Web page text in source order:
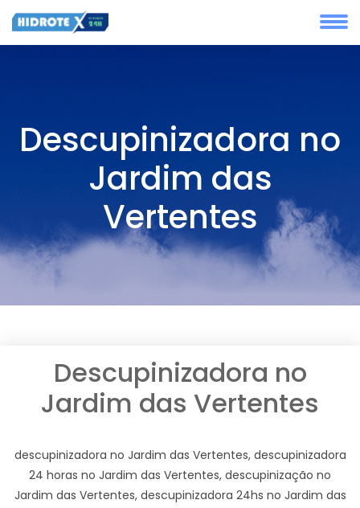
Descupinizadora no
Jardim das
Vertentes
Descupinizadora no
Jardim das Vertentes
descupinizadora no Jardim das Vertentes, descupinizadora
24 horas no Jardim das Vertentes, descupinização no
Jardim das Vertentes, descupinizadora 24hs no Jardim das